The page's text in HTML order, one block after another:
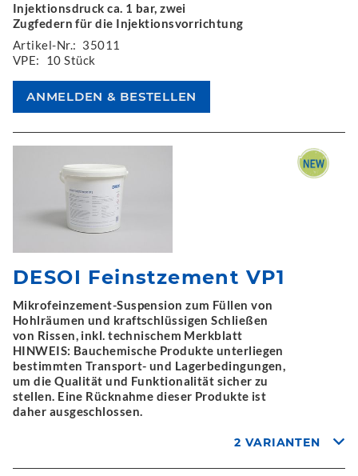
Injektionsdruck ca. 1 bar, zwei
Zugfedern für die Injektionsvorrichtung
Artikel-Nr.: 35011
VPE:
10 Stück
DESOI Feinstzement VP1
Mikrofeinzement-Suspension zum Füllen von
Hohlräumen und kraftschlüssigen Schließen
von Rissen, inkl. technischem Merkblatt
HINWEIS: Bauchemische Produkte unterliegen
bestimmten Transport- und Lagerbedingungen,
um die Qualität und Funktionalität sicher zu
stellen. Eine Rücknahme dieser Produkte ist
daher ausgeschlossen.
2 VARIANTEN